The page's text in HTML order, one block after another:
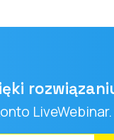
LiveWebinar.